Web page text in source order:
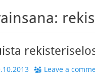
Leave a